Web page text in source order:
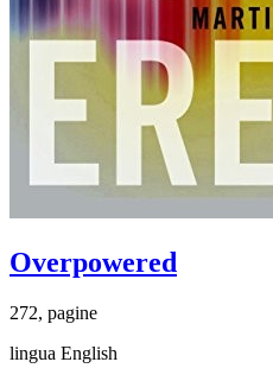
Overpowered
272, pagine
lingua English